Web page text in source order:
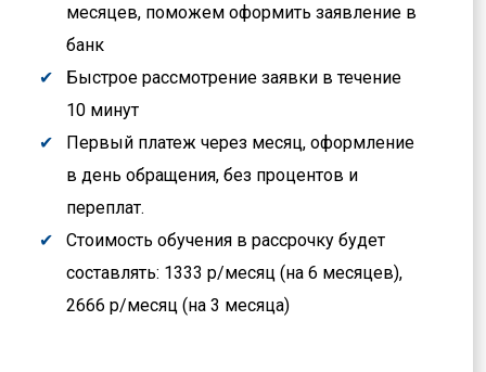
месяцев, поможем оформить заявление в
банк
Быстрое рассмотрение заявки в течение
10 минут
Первый платеж через месяц, оформление
в день обращения, без процентов и
переплат.
Стоимость обучения в рассрочку будет
составлять: 1333 р/месяц (на 6 месяцев),
2666 р/месяц (на 3 месяца)